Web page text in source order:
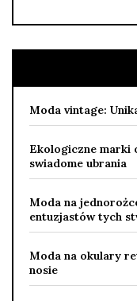
Moda vintage:
Ekologiczne marki
swiadome ubrania
Moda na
entuzjastów tych
Moda na okulary
nosie